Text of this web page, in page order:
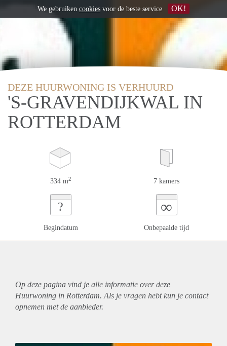
DEZE HUURWONING IS VERHUURD
'S-GRAVENDIJKWAL IN
ROTTERDAM
334 m2 7 kamers
?
Begindatum
∞
Onbepaalde tijd
Op deze pagina vind je alle informatie over deze
Huurwoning in Rotterdam. Als je vragen hebt kun je contact
opnemen met de aanbieder.
We gebruiken cookies voor de beste service OK!